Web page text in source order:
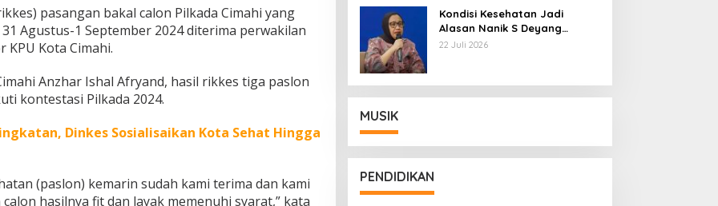
pasangan bakal calon Pilkada Cimahi yang
Agustus-1 September 2024 diterima perwakilan
Kota Cimahi.
Anzhar Ishal Afryand, hasil rikkes tiga paslon
kontestasi Pilkada 2024.
Dinkes Sosialisaikan Kota Sehat Hingga
(paslon) kemarin sudah kami terima dan kami
hasilnya fit dan layak memenuhi syarat,” kata
Kondisi Kesehatan Jadi
Alasan Nanik S Deyang
Mundur dari BGN, Prabowo
22 Juli 2026
MUSIK
PENDIDIKAN